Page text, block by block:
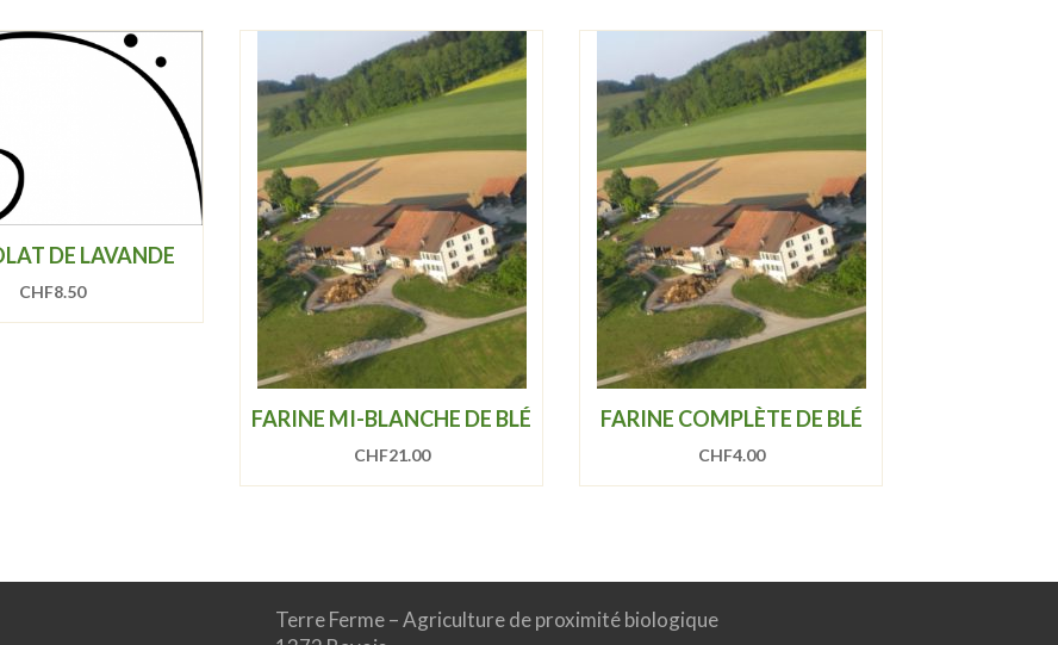
DE LAVANDE
CHF8.50
FARINE MI-BLANCHE DE BLÉ
CHF21.00
FARINE COMPLÈTE DE BLÉ
CHF4.00
Terre Ferme – Agriculture de proximité biologique